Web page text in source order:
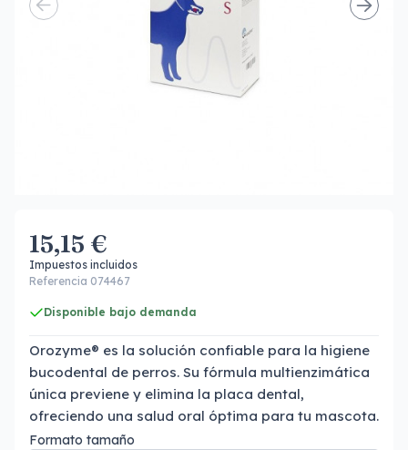
15,15 €
Impuestos incluidos
Referencia 074467
Disponible bajo demanda
Orozyme® es la solución confiable para la higiene
bucodental de perros. Su fórmula multienzimática
única previene y elimina la placa dental,
ofreciendo una salud oral óptima para tu mascota.
Formato tamaño